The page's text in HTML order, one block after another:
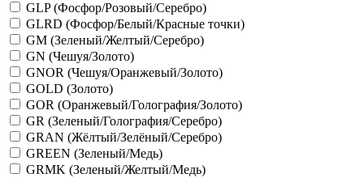
GLP (Фосфор/Розовый/Серебро)
GLRD (Фосфор/Белый/Красные точки)
GM (Зеленый/Желтый/Серебро)
GN (Чешуя/Золото)
GNOR (Чешуя/Оранжевый/Золото)
GOLD (Золото)
GOR (Оранжевый/Голография/Золото)
GR (Зеленый/Голография/Серебро)
GRAN (Жёлтый/Зелёный/Серебро)
GREEN (Зеленый/Медь)
GRMK (Зеленый/Желтый/Медь)